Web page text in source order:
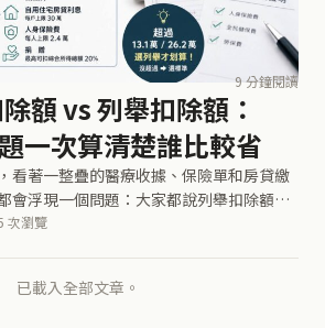
9 分鐘閱讀
額 vs 列舉扣除額：
一次算清楚誰比較省
看著一整疊的醫療收據、保險單和房貸繳
會浮現一個問題：大家都說列舉扣除額可
必要花時間把這些單據一張一張整理出來
次瀏覽
已載入全部文章。